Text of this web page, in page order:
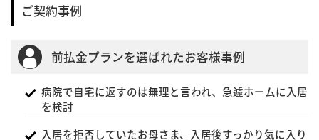
ご契約事例
前払金プランを選ばれたお客様事例
病院で自宅に返すのは無理と言われ、急遽ホームに入居
を検討
入居を拒否していたお母さま、入居後すっかり気に入り